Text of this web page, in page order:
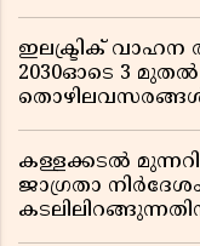
ഇലക്ട്രിക് വാഹന
2030ഓടെ 3
തൊഴിലവസരങ്ങൾ
കള്ളക്കടൽ
ജാഗ്രതാ